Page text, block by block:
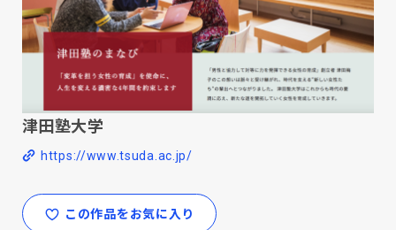
津田塾大学
https://www.tsuda.ac.jp/
この作品をお気に入り